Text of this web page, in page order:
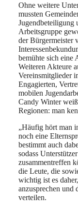
Ohne weitere
mussten
Arbeitsgruppe
der Bürgermeister
bemühte sich eine
Weiteren Akteure
Vereinsmitglieder
Engagierten,
mobilen
Candy Winter
Regionen: man
„Häufig hört man
noch eine
bestimmt auch
sodass
zusammentreffen
die Leute, die
wichtig ist es
anzusprechen und
verteilen.